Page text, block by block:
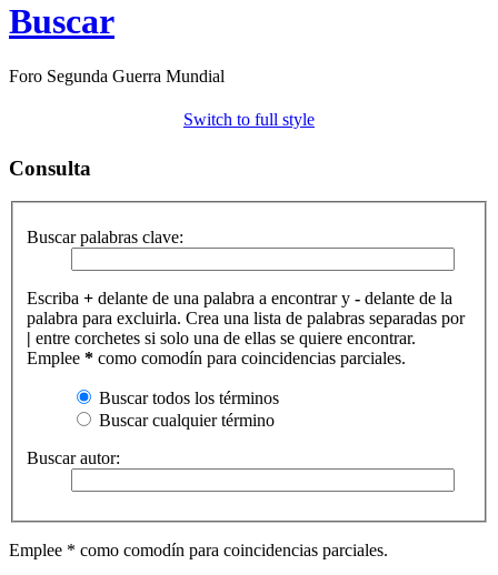
Buscar
Foro Segunda Guerra Mundial
Switch to full style
Consulta
Buscar palabras clave:
Escriba + delante de una palabra a encontrar y - delante de la
palabra para excluirla. Crea una lista de palabras separadas por
| entre corchetes si solo una de ellas se quiere encontrar.
Emplee * como comodín para coincidencias parciales.
Buscar todos los términos
Buscar cualquier término
Buscar autor:
Emplee * como comodín para coincidencias parciales.